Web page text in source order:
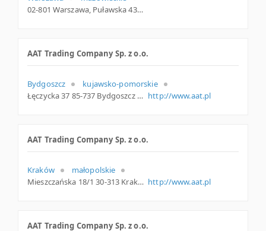
02-801 Warszawa, Puławska 431, woj. Mazowieckie, pow. Warszawa, gm. Warszawa
AAT Trading Company Sp. z o.o.
Bydgoszcz
kujawsko-pomorskie
Łęczycka 37 85-737 Bydgoszcz Polska http://www.aat.pl
AAT Trading Company Sp. z o.o.
Kraków
małopolskie
Mieszczańska 18/1 30-313 Kraków Polska http://www.aat.pl
AAT Trading Company Sp. z o.o.